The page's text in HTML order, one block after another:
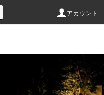
アカウント